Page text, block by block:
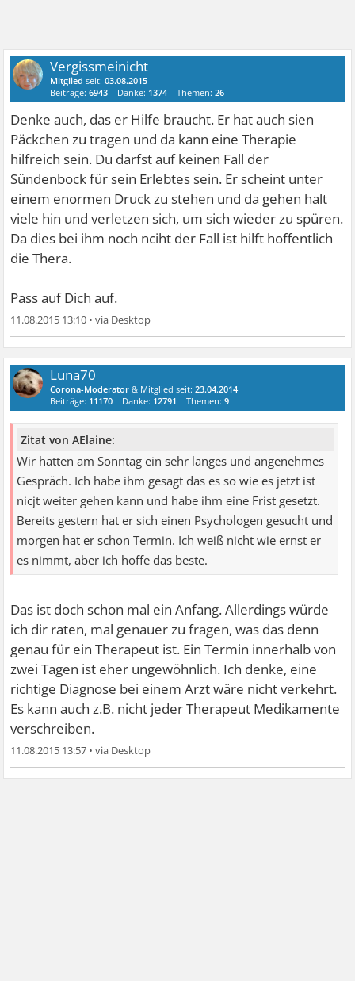
Vergissmeinicht
Mitglied seit:03.08.2015
Beiträge:6943 Danke: 1374 Themen:26
Denke auch, das er Hilfe braucht. Er hat auch sien
Päckchen zu tragen und da kann eine Therapie
hilfreich sein. Du darfst auf keinen Fall der
Sündenbock für sein Erlebtes sein. Er scheint unter
einem enormen Druck zu stehen und da gehen halt
viele hin und verletzen sich, um sich wieder zu spüren.
Da dies bei ihm noch nciht der Fall ist hilft hoffentlich
die Thera.
Pass auf Dich auf.
11.08.2015 13:10 •
Luna70
Corona-Moderator & Mitglied seit:23.04.2014
Beiträge: 11170 Danke: 12791 Themen:9
Zitat von AElaine:
Wir hatten am Sonntag ein sehr langes und angenehmes
Gespräch. Ich habe ihm gesagt das es so wie es jetzt ist
nicjt weiter gehen kann und habe ihm eine Frist gesetzt.
Bereits gestern hat er sich einen Psychologen gesucht und
morgen hat er schon Termin. Ich weiß nicht wie ernst er
es nimmt, aber ich hoffe das beste.
Das ist doch schon mal ein Anfang. Allerdings würde
ich dir raten, mal genauer zu fragen, was das denn
genau für ein Therapeut ist. Ein Termin innerhalb von
zwei Tagen ist eher ungewöhnlich. Ich denke, eine
richtige Diagnose bei einem Arzt wäre nicht verkehrt.
Es kann auch z.B. nicht jeder Therapeut Medikamente
verschreiben.
11.08.2015 13:57 •